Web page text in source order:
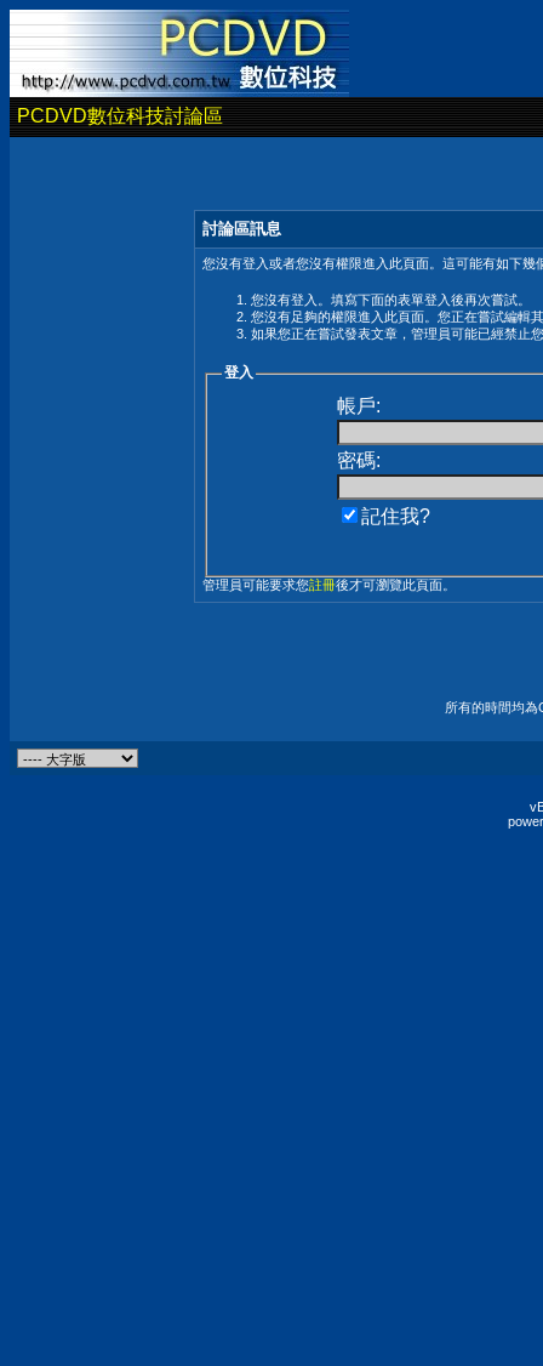
PCDVD數位科技討論區
討論區訊息
您沒有登入或者您沒有權限進入此頁面。這可能有如下幾
您沒有登入。填寫下面的表單登入後再次嘗試。
您沒有足夠的權限進入此頁面。您正在嘗試編輯
如果您正在嘗試發表文章，管理員可能已經禁止
登入
帳戶:
密碼:
記住我?
管理員可能要求您註冊後才可瀏覽此頁面。
所有的時間均為